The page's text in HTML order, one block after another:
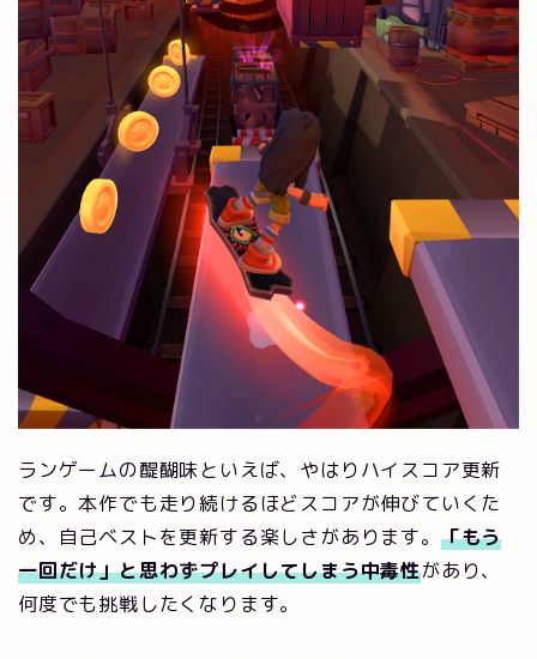
ランゲームの醍醐味といえば、やはりハイスコア更新
です。本作でも走り続けるほどスコアが伸びていくた
め、自己ベストを更新する楽しさがあります。 「もう
一回だけ」と思わずプレイしてしまう中毒性があり、
何度でも挑戦したくなります。